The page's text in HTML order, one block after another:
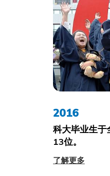
2016
科大毕业生于
13位。
了解更多